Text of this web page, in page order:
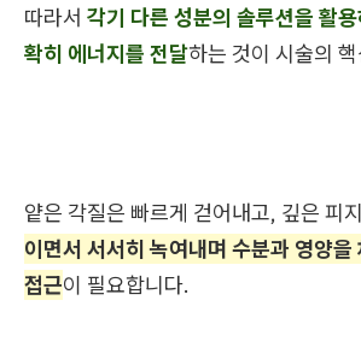
따라서 각기 다른 성분의 솔루션을 활
확히 에너지를 전달하는 것이 시술의
얕은 각질은 빠르게 걷어내고, 깊은 피
이면서 서서히 녹여내며 수분과 영양을
접근이 필요합니다.